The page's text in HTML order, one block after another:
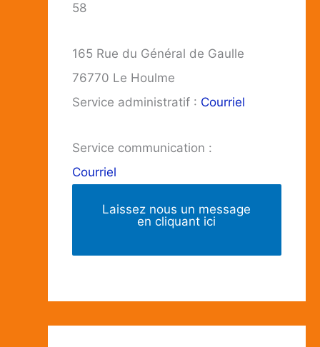
58
165 Rue du Général de Gaulle
76770 Le Houlme
Service administratif : Courriel
Service communication :
Courriel
Laissez nous un message
en cliquant ici